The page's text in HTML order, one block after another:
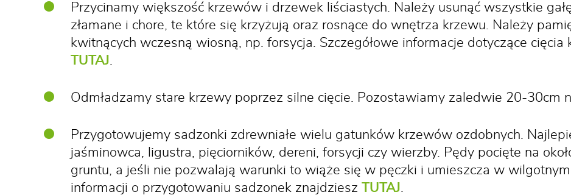
Przycinamy większość krzewów i drzewek liściastych. Należy usunąć wszystkie
złamane i chore, te które się krzyżują oraz rosnące do wnętrza krzewu. Należy
kwitnących wczesną wiosną, np. forsycja. Szczegółowe informacje dotyczące
TUTAJ
Odmładzamy stare krzewy poprzez silne cięcie. Pozostawiamy zaledwie 20-30cm
Przygotowujemy sadzonki zdrewniałe wielu gatunków krzewów ozdobnych.
jaśminowca, ligustra, pięciorników, dereni, forsycji czy wierzby. Pędy pocięte na
gruntu, a jeśli nie pozwalają warunki to wiąże się w pęczki i umieszcza w
informacji o przygotowaniu sadzonek znajdziesz TUTAJ